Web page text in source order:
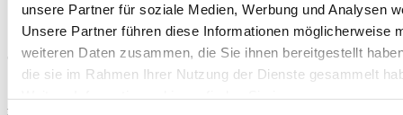
unsere Partner für soziale Medien, Werbung und Analysen
Unsere Partner führen diese Informationen möglicherweise
weiteren Daten zusammen, die Sie ihnen bereitgestellt
die sie im Rahmen Ihrer Nutzung der Dienste gesammelt
Jubiläumskonzert: 75 Jahre ARD-Musikwettbewerb
Prinzregententheater